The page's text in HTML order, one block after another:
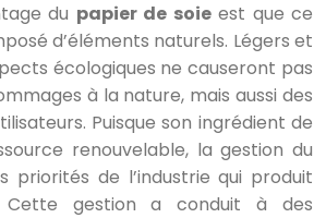
du papier de soieest que ce
d’éléments naturels. Légers et
écologiques ne causeront pas
à la nature, mais aussi des
Puisque son ingrédient de
renouvelable, la gestion du
priorités de l’industrie qui produit
Cette gestion a conduit à des